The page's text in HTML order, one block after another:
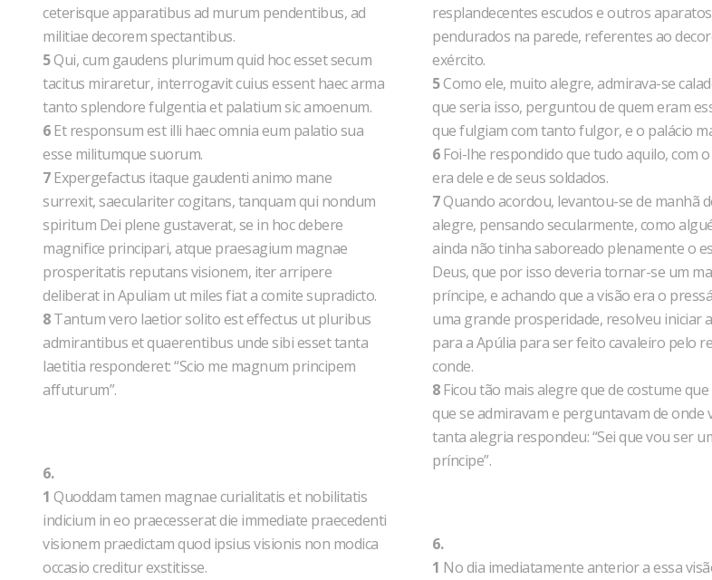
ceterisque apparatibus ad murum pendentibus, ad
militiae decorem spectantibus.
5Qui, cum gaudens plurimum quid hoc esset secum
tacitus miraretur, interrogavit cuius essent haec arma
tanto splendore fulgentia et palatium sic amoenum.
6Et responsum est illi haec omnia eum palatio sua
esse militumque suorum.
7Expergefactus itaque gaudenti animo mane
surrexit, saeculariter cogitans, tanquam qui nondum
spiritum Dei plene gustaverat, se in hoc debere
magnifice principari, atque praesagium magnae
prosperitatis reputans visionem, iter arripere
deliberat in Apuliam ut miles fiat a comite supradicto.
8Tantum vero laetior solito est effectus ut pluribus
admirantibus et quaerentibus unde sibi esset tanta
laetitia responderet: “Scio me magnum principem
affuturum”.
6.
1 Quoddam tamen magnae curialitatis et nobilitatis
indicium in eo praecesserat die immediate praecedenti
visionem praedictam quod ipsius visionis non modica
occasio creditur exstitisse.
resplandecentes escudos e outros aparatos
pendurados na parede, referentes ao
exército.
5Como ele, muito alegre, admirava-se
que seria isso, perguntou de quem eram
que fulgiam com tanto fulgor, e o palácio
6Foi-lhe respondido que tudo aquilo, com o
era dele e de seus soldados.
7Quando acordou, levantou-se de manhã
alegre, pensando secularmente, como
ainda não tinha saboreado plenamente o
Deus, que por isso deveria tornar-se um
príncipe, e achando que a visão era o
uma grande prosperidade, resolveu iniciar
para a Apúlia para ser feito cavaleiro pelo
conde.
8Ficou tão mais alegre que de costume
que se admiravam e perguntavam de onde
tanta alegria respondeu: “Sei que vou ser
príncipe”.
6.
1 No dia imediatamente anterior a essa